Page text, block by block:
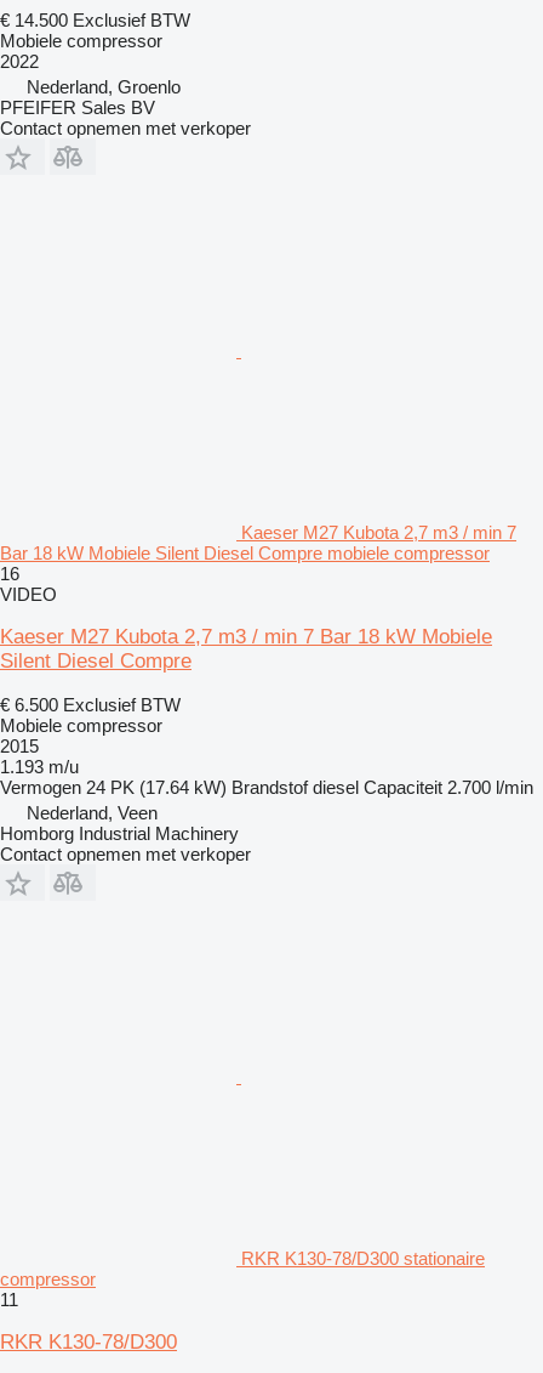
€ 14.500 Exclusief BTW
Mobiele compressor
2022
Nederland, Groenlo
PFEIFER Sales BV
Contact opnemen met verkoper
Kaeser M27 Kubota 2,7 m3 / min 7
Bar 18 kW Mobiele Silent Diesel Compre mobiele compressor
16
VIDEO
Kaeser M27 Kubota 2,7 m3 / min 7 Bar 18 kW Mobiele
Silent Diesel Compre
€ 6.500 Exclusief BTW
Mobiele compressor
2015
1.193 m/u
Vermogen 24 PK (17.64 kW) Brandstof diesel Capaciteit 2.700 l/min
Nederland, Veen
Homborg Industrial Machinery
Contact opnemen met verkoper
RKR K130-78/D300 stationaire
compressor
11
RKR K130-78/D300